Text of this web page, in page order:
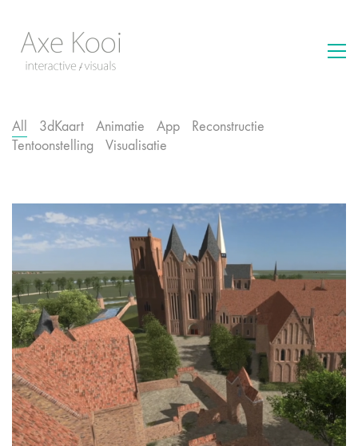
All 3dKaart Animatie App
Reconstructie
Tentoonstelling
Visualisatie